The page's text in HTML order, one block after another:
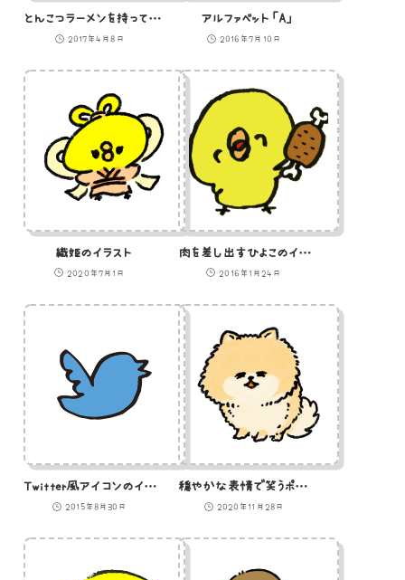
とんこつラーメンを持っている豚のイラスト
2017年4月8日
アルファベット「A」
2016年7月10日
織姫のイラスト
2020年7月1日
肉を差し出すひよこのイラスト
2016年1月24日
Twitter風アイコンのイラスト
2015年8月30日
穏やかな表情で笑うポメラニアンのイラスト
2020年11月28日